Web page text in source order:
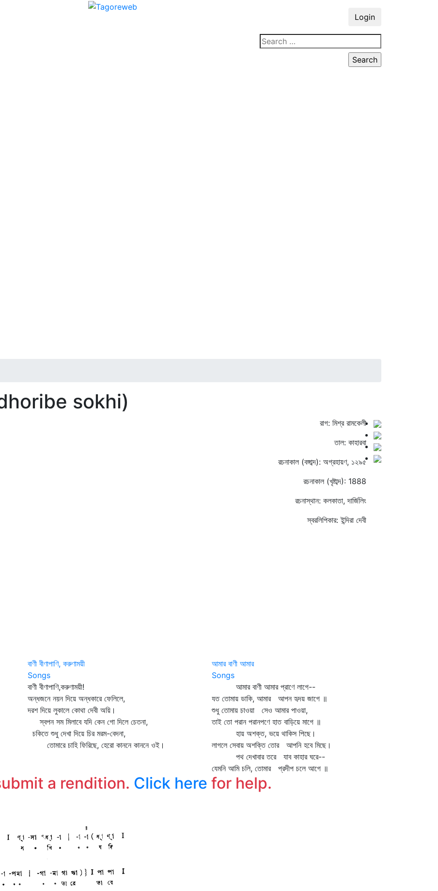
Login
sokhi)
রাগ: মিশ্র রামকেলী
তাল: কাহারবা
রচনাকাল (বঙ্গাব্দ): অগ্রহায়ণ, ১২৯৫
রচনাকাল (খৃষ্টাব্দ): 1888
রচনাস্থান: কলকাতা, দার্জিলিং
স্বরলিপিকার: ইন্দিরা দেবী
বাণী বীণাপাণি, করুণাময়ী
Songs
বাণী বীণাপাণি,করুণাময়ী!
অন্ধজনে নয়ন দিয়ে অন্ধকারে ফেলিলে,
দরশ দিয়ে লুকালে কোথা দেবী অয়ি।
স্বপন সম মিলাবে যদি কেন গো দিলে চেতনা,
চকিতে শুধু দেখা দিয়ে চির মরম-বেদনা,
তোমারে চাহি ফিরিছে, হেরো কাননে কাননে ওই।
আমার বাণী আমার
Songs
আমার বাণী আমার প্রাণে লাগে--
যত তোমায় ডাকি, আমার আপন হৃদয় জাগে ॥
শুধু তোমায় চাওয়া সেও আমার পাওয়া,
তাই তো পরান পরানপণে হাত বাড়িয়ে মাগে ॥
হায় অশক্ত, ভয়ে থাকিস পিছে।
লাগলে সেবায় অশক্তি তোর আপনি হবে মিছে।
পথ দেখাবার তরে যাব কাহার ঘরে--
যেমনি আমি চলি, তোমার প্রদীপ চলে আগে ॥
a rendition. Click here for help.